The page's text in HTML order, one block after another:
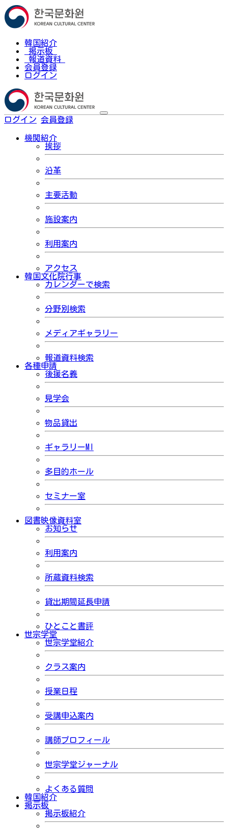
韓国紹介
掲示板
報道資料
会員登録
ログイン
ログイン 会員登録
機関紹介
挨拶
沿革
主要活動
施設案内
利用案内
アクセス
韓国文化院行事
カレンダーで検索
分野別検索
メディアギャラリー
報道資料検索
各種申請
後援名義
見学会
物品貸出
ギャラリーMI
多目的ホール
セミナー室
図書映像資料室
お知らせ
利用案内
所蔵資料検索
貸出期間延長申請
ひとこと書評
世宗学堂
世宗学堂紹介
クラス案内
授業日程
受講申込案内
講師プロフィール
世宗学堂ジャーナル
よくある質問
韓国紹介
掲示板
掲示板紹介